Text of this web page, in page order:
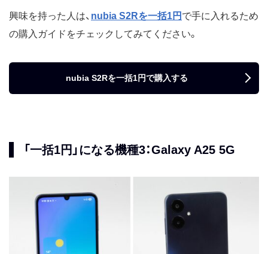
興味を持った人は、 nubia S2Rを一括1円 で手に入れるため
の購入ガイドをチェックしてみてください。
nubia S2Rを一括1円で購入する
「一括1円」になる機種3：Galaxy A25 5G